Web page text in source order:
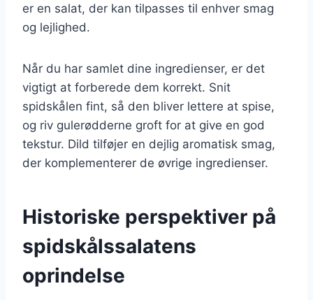
er en salat, der kan tilpasses til enhver smag
og lejlighed.
Når du har samlet dine ingredienser, er det
vigtigt at forberede dem korrekt. Snit
spidskålen fint, så den bliver lettere at spise,
og riv gulerødderne groft for at give en god
tekstur. Dild tilføjer en dejlig aromatisk smag,
der komplementerer de øvrige ingredienser.
Historiske perspektiver på
spidskålssalatens
oprindelse